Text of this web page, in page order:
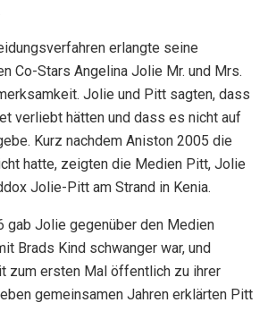
erlangte seine
Co-Stars Angelina Jolie Mr. und Mrs.
Jolie und Pitt sagten, dass
verliebt hätten und dass es nicht auf
Kurz nachdem Aniston 2005 die
hatte, zeigten die Medien Pitt, Jolie
Jolie-Pitt am Strand in Kenia.
gab Jolie gegenüber den Medien
Brads Kind schwanger war, und
zum ersten Mal öffentlich zu ihrer
gemeinsamen Jahren erklärten Pitt